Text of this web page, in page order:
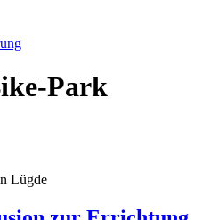
Park
Lügde